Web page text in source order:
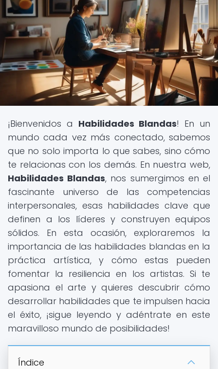
¡Bienvenidos a Habilidades Blandas! En un
mundo cada vez más conectado, sabemos
que no solo importa lo que sabes, sino cómo
te relacionas con los demás. En nuestra web,
Habilidades Blandas, nos sumergimos en el
fascinante universo de las competencias
interpersonales, esas habilidades clave que
definen a los líderes y construyen equipos
sólidos. En esta ocasión, exploraremos la
importancia de las habilidades blandas en la
práctica artística, y cómo estas pueden
fomentar la resiliencia en los artistas. Si te
apasiona el arte y quieres descubrir cómo
desarrollar habilidades que te impulsen hacia
el éxito, ¡sigue leyendo y adéntrate en este
maravilloso mundo de posibilidades!
Índice